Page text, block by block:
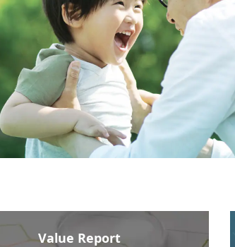
Value Report